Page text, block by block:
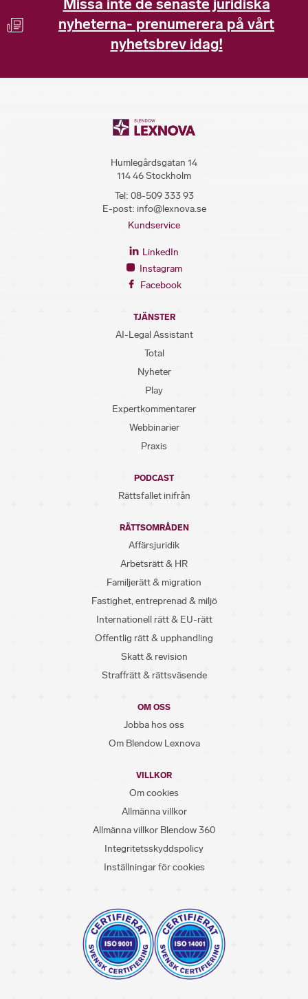
Missa inte de senaste juridiska
nyheterna- prenumerera på vårt
nyhetsbrev idag!
Humlegårdsgatan 14
114 46 Stockholm
Tel: 08-509 333 93
E-post: info@lexnova.se
Kundservice
LinkedIn
Instagram
Facebook
TJÄNSTER
AI-Legal Assistant
Total
Nyheter
Play
Expertkommentarer
Webbinarier
Praxis
PODCAST
Rättsfallet inifrån
RÄTTSOMRÅDEN
Affärsjuridik
Arbetsrätt & HR
Familjerätt & migration
Fastighet, entreprenad & miljö
Internationell rätt & EU-rätt
Offentlig rätt & upphandling
Skatt & revision
Straffrätt & rättsväsende
OM OSS
Jobba hos oss
Om Blendow Lexnova
VILLKOR
Om cookies
Allmänna villkor
Allmänna villkor Blendow 360
Integritetsskyddspolicy
Inställningar för cookies